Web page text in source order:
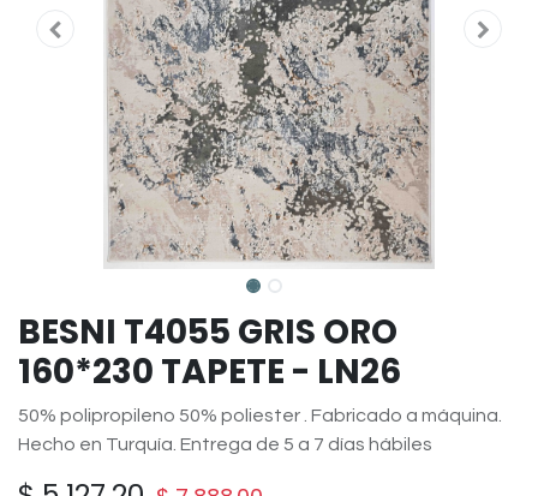
BESNI T4055 GRIS ORO
160*230 TAPETE - LN26
50% polipropileno 50% poliester . Fabricado a máquina.
Hecho en Turquía. Entrega de 5 a 7 días hábiles